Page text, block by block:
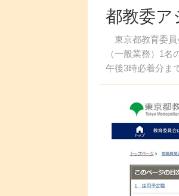
都教委
東京都教育委員
（一般業務）1
午後3時必着分ま